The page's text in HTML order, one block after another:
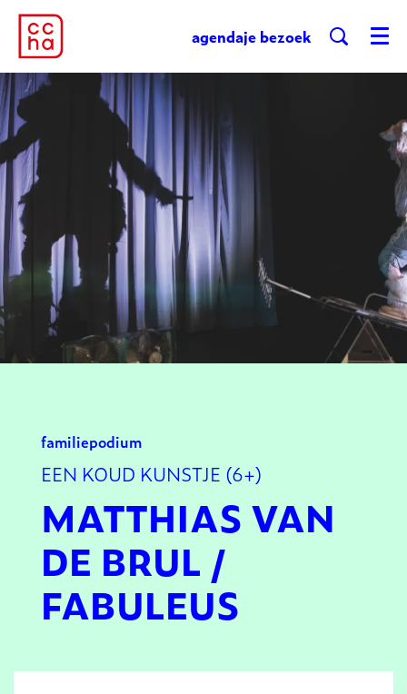
agendaje bezoek Menu
familiepodium
EEN KOUD KUNSTJE (6+)
MATTHIAS VAN
DE BRUL /
FABULEUS